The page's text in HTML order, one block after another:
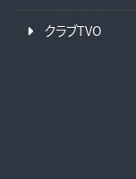
クラブTVO